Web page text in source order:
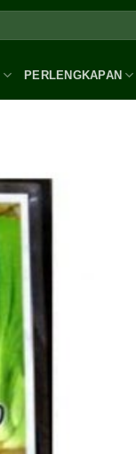
PERLENGKAPAN